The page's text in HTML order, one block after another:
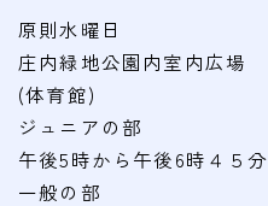
春日井市の道場
名古屋市西区の道場
清須市の道場
高蔵寺の道場
原則水曜日
庄内緑地公園内室内広場
(体育館)
ジュニアの部
午後5時から午後6時４５分
一般の部